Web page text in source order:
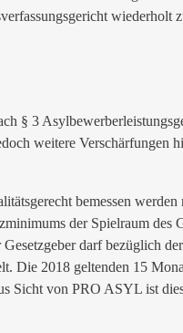
wiederholt
§ 3
weitere Verschärfungen
bemessen
der Spielraum des
darf bezüglich
Die 2018 geltenden 15
Sicht von PRO ASYL ist